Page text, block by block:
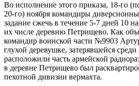
Во исполнение этого приказа, 18-го
20-го) ноября командиры
задание сжечь в течение 5-7 дней 10
их числе деревню Петрищево. Как
командир воинской части №9903
глухой деревушке, затерявшейся
расположили часть армейской
в деревне Петрищево был
пехотной дивизии вермахта.